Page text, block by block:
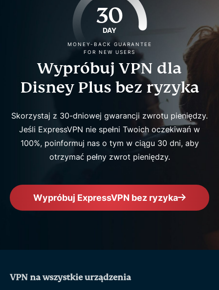
30
DAY
MONEY-BACK GUARANTEE
FOR NEW USERS
Wypróbuj VPN dla
Disney Plus bez ryzyka
Skorzystaj z 30-dniowej gwarancji zwrotu pieniędzy.
Jeśli ExpressVPN nie spełni Twoich oczekiwań w
100%, poinformuj nas o tym w ciągu 30 dni, aby
otrzymać pełny zwrot pieniędzy.
Wypróbuj ExpressVPN bez ryzyka
VPN na wszystkie urządzenia